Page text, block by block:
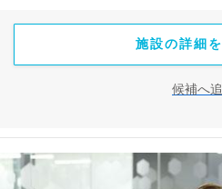
施設の詳細
候補へ